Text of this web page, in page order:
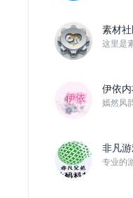
素材
伊依
嫣然风
非凡
专业的